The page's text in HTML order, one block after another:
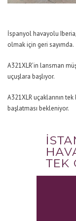
İspanyol havayolu
olmak için geri sayımda.
A321XLR’in lansman
uçuşlara başlıyor.
A321XLR uçaklarının
başlatması bekleniyor.